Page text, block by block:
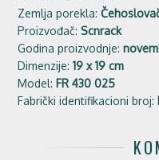
Zemlja porekla:
Proizvođač:Scnrack
Godina proizvodnje:
Dimenzije:19 x 19 cm
Model: FR 430 025
Fabrički identifikacioni broj: